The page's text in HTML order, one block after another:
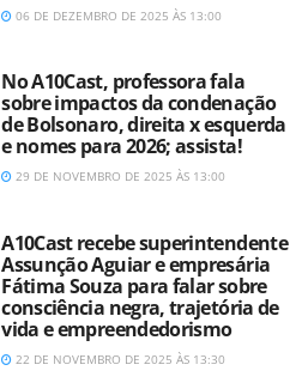
06 DE DEZEMBRO DE 2025 ÀS 13:00
No A10Cast, professora fala
sobre impactos da condenação
de Bolsonaro, direita x esquerda
e nomes para 2026; assista!
29 DE NOVEMBRO DE 2025 ÀS 13:00
A10Cast recebe superintendente
Assunção Aguiar e empresária
Fátima Souza para falar sobre
consciência negra, trajetória de
vida e empreendedorismo
22 DE NOVEMBRO DE 2025 ÀS 13:30